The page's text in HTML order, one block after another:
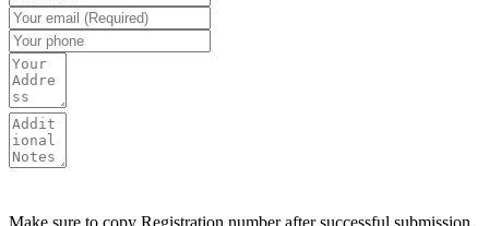
Make sure to copy Registration number after successful submission.